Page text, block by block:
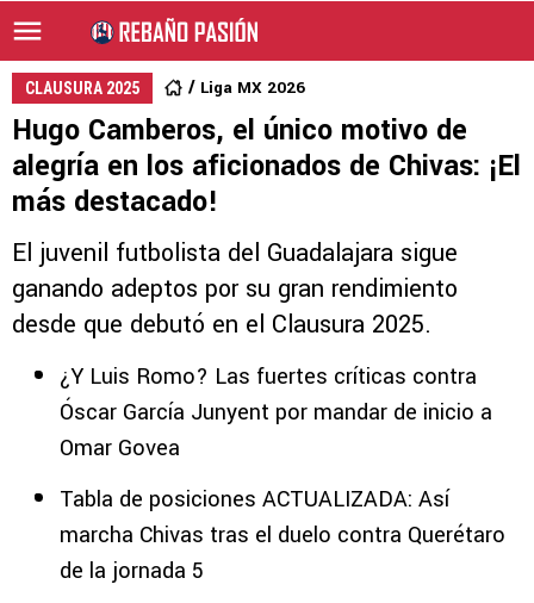
CLAUSURA 2025 Liga MX 2026
Hugo Camberos, el único motivo de
alegría en los aficionados de Chivas: ¡El
más destacado!
El juvenil futbolista del Guadalajara sigue
ganando adeptos por su gran rendimiento
desde que debutó en el Clausura 2025.
¿Y Luis Romo? Las fuertes críticas contra
Óscar García Junyent por mandar de inicio a
Omar Govea
Tabla de posiciones ACTUALIZADA: Así
marcha Chivas tras el duelo contra Querétaro
de la jornada 5